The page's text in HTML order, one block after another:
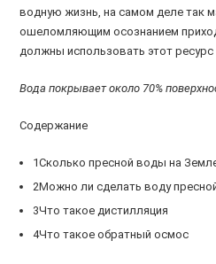
водную жизнь, на самом деле так
ошеломляющим осознанием
должны использовать этот
Вода покрывает около 70%
Содержание
1Сколько пресной воды на
2Можно ли сделать воду
3Что такое дистилляция
4Что такое обратный осмос